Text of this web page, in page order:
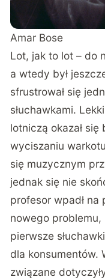
Amar Bose
Lot, jak to lot – do
a wtedy był
sfrustrował się
słuchawkami.
lotniczą okazał
wyciszaniu
się muzycznym
jednak się nie
profesor wpadł na
nowego problemu,
pierwsze
dla konsumentów.
związane